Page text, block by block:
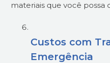
materiais que você possa
Custos com
Emergência